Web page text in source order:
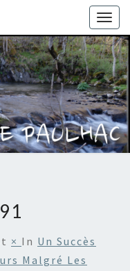
De
× In Un Succès
Malgré Les